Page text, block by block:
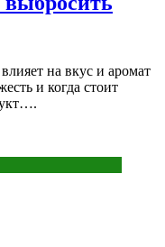
на вкус и аромат
и когда стоит